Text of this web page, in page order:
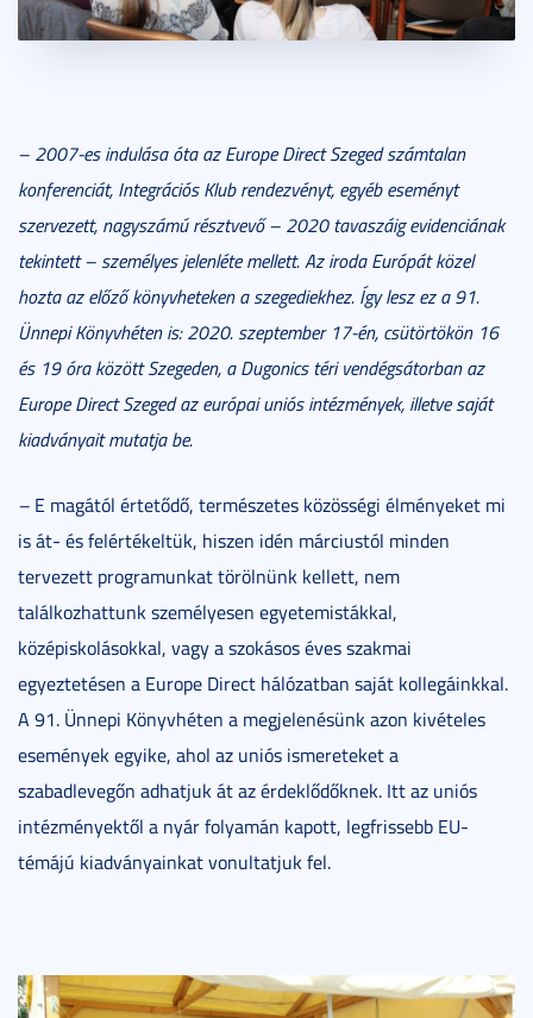
– 2007-es indulása óta az Europe Direct Szeged számtalan
konferenciát, Integrációs Klub rendezvényt, egyéb eseményt
szervezett, nagyszámú résztvevő – 2020 tavaszáig evidenciának
tekintett – személyes jelenléte mellett. Az iroda Európát közel
hozta az előző könyvheteken a szegediekhez. Így lesz ez a 91.
Ünnepi Könyvhéten is: 2020. szeptember 17-én, csütörtökön 16
és 19 óra között Szegeden, a Dugonics téri vendégsátorban az
Europe Direct Szeged az európai uniós intézmények, illetve saját
kiadványait mutatja be.
– E magától értetődő, természetes közösségi élményeket mi
is át- és felértékeltük, hiszen idén márciustól minden
tervezett programunkat törölnünk kellett, nem
találkozhattunk személyesen egyetemistákkal,
középiskolásokkal, vagy a szokásos éves szakmai
egyeztetésen a Europe Direct hálózatban saját kollegáinkkal.
A 91. Ünnepi Könyvhéten a megjelenésünk azon kivételes
események egyike, ahol az uniós ismereteket a
szabadlevegőn adhatjuk át az érdeklődőknek. Itt az uniós
intézményektől a nyár folyamán kapott, legfrissebb EU-
témájú kiadványainkat vonultatjuk fel.